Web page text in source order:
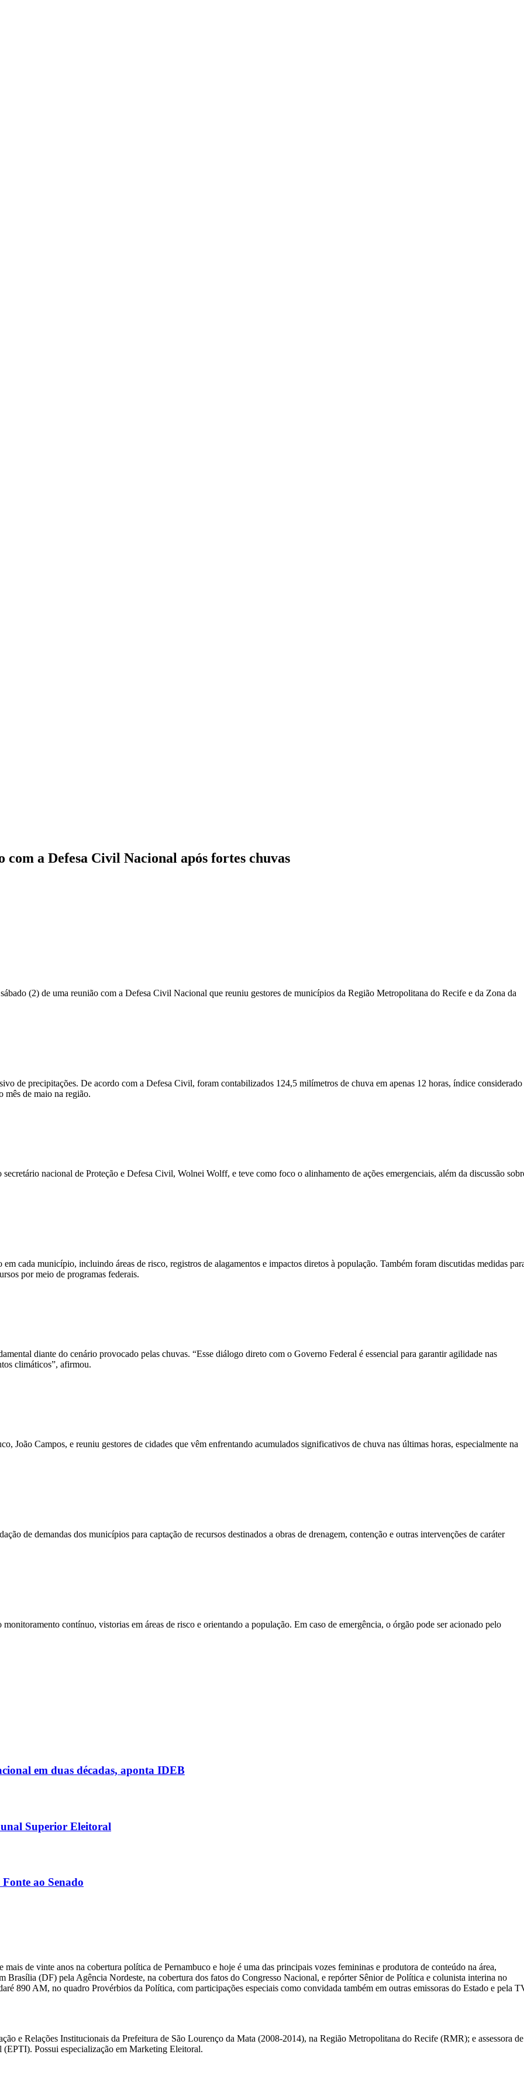
a Defesa Civil Nacional após fortes chuvas
(2) de uma reunião com a Defesa Civil Nacional que reuniu gestores de municípios da Região Metropolitana do Recife e da Zona da
de precipitações. De acordo com a Defesa Civil, foram contabilizados 124,5 milímetros de chuva em apenas 12 horas, índice considerado
mês de maio na região.
nacional de Proteção e Defesa Civil, Wolnei Wolff, e teve como foco o alinhamento de ações emergenciais, além da discussão
cada município, incluindo áreas de risco, registros de alagamentos e impactos diretos à população. Também foram discutidas medidas
por meio de programas federais.
diante do cenário provocado pelas chuvas. “Esse diálogo direto com o Governo Federal é essencial para garantir agilidade nas
climáticos”, afirmou.
João Campos, e reuniu gestores de cidades que vêm enfrentando acumulados significativos de chuva nas últimas horas, especialmente na
de demandas dos municípios para captação de recursos destinados a obras de drenagem, contenção e outras intervenções de caráter
contínuo, vistorias em áreas de risco e orientando a população. Em caso de emergência, o órgão pode ser acionado pelo
em duas décadas, aponta IDEB
Superior Eleitoral
ao Senado
de vinte anos na cobertura política de Pernambuco e hoje é uma das principais vozes femininas e produtora de conteúdo na área,
Brasília (DF) pela Agência Nordeste, na cobertura dos fatos do Congresso Nacional, e repórter Sênior de Política e colunista interina no
890 AM, no quadro Provérbios da Política, com participações especiais como convidada também em outras emissoras do Estado e pela
e Relações Institucionais da Prefeitura de São Lourenço da Mata (2008-2014), na Região Metropolitana do Recife (RMR); e assessora de
Possui especialização em Marketing Eleitoral.